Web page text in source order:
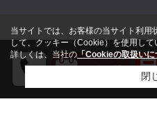
当サイトでは、お客様の当サイト利用
して、クッキー（Cookie）を使用して
詳しくは、当社の 「Cookieの取扱いに
閉